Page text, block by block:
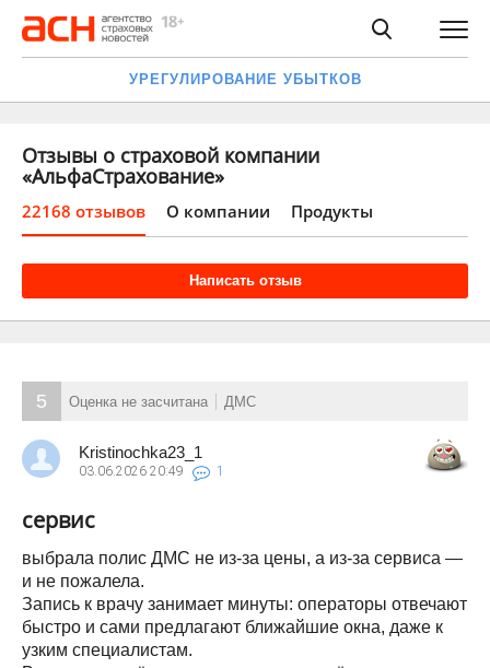
УРЕГУЛИРОВАНИЕ УБЫТКОВ
Отзывы о страховой компании
«АльфаСтрахование»
22168 отзывов О компании Продукты
Написать отзыв
5 Оценка не засчитана ДМС
Kristinochka23_1
03.06.2026 20:49 1
сервис
выбрала полис ДМС не из‑за цены, а из‑за сервиса —
и не пожалела.
Запись к врачу занимает минуты: операторы отвечают
быстро и сами предлагают ближайшие окна, даже к
узким специалистам.